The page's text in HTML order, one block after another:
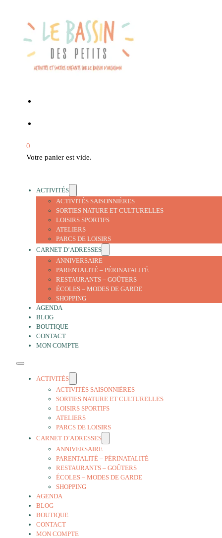
0
Votre panier est vide.
ACTIVITÉS
ACTIVITÉS SAISONNIÈRES
SORTIES NATURE ET CULTURELLES
LOISIRS SPORTIFS
ATELIERS
PARCS DE LOISIRS
CARNET D’ADRESSES
ANNIVERSAIRE
PARENTALITÉ – PÉRINATALITÉ
RESTAURANTS – GOÛTERS
ÉCOLES – MODES DE GARDE
SHOPPING
AGENDA
BLOG
BOUTIQUE
CONTACT
MON COMPTE
ACTIVITÉS
ACTIVITÉS SAISONNIÈRES
SORTIES NATURE ET CULTURELLES
LOISIRS SPORTIFS
ATELIERS
PARCS DE LOISIRS
CARNET D’ADRESSES
ANNIVERSAIRE
PARENTALITÉ – PÉRINATALITÉ
RESTAURANTS – GOÛTERS
ÉCOLES – MODES DE GARDE
SHOPPING
AGENDA
BLOG
BOUTIQUE
CONTACT
MON COMPTE